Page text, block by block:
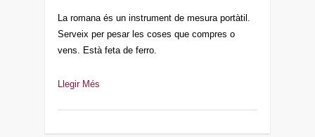
La romana és un instrument de mesura portàtil.
Serveix per pesar les coses que compres o
vens. Està feta de ferro.
Llegir Més